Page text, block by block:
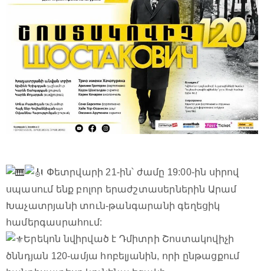
Փետրվարի 21-ին՝ ժամը 19:00-ին սիրով
սպասում ենք բոլոր երաժշտասերներին Արամ
Խաչատրյանի տուն-թանգարանի գեղեցիկ
համերգասրահում:
Երեկոն նվիրված է Դմիտրի Շոստակովիչի
ծննդյան 120-ամյա հոբելյանին, որի ընթացքում